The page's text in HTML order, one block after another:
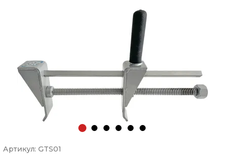
Артикул: GTS01